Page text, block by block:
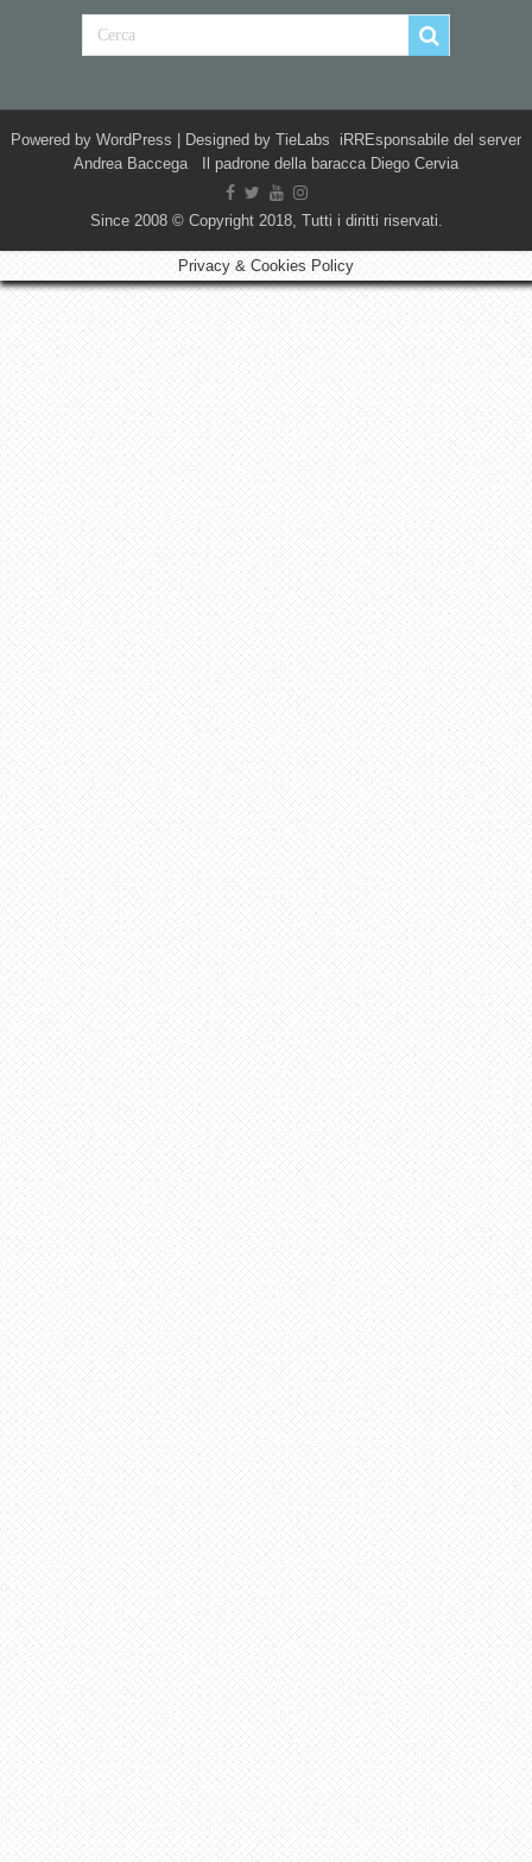
Powered by WordPress | Designed by TieLabs iRREsponsabile del server
Andrea Baccega Il padrone della baracca Diego Cervia
Since 2008 © Copyright 2018, Tutti i diritti riservati.
Privacy & Cookies Policy